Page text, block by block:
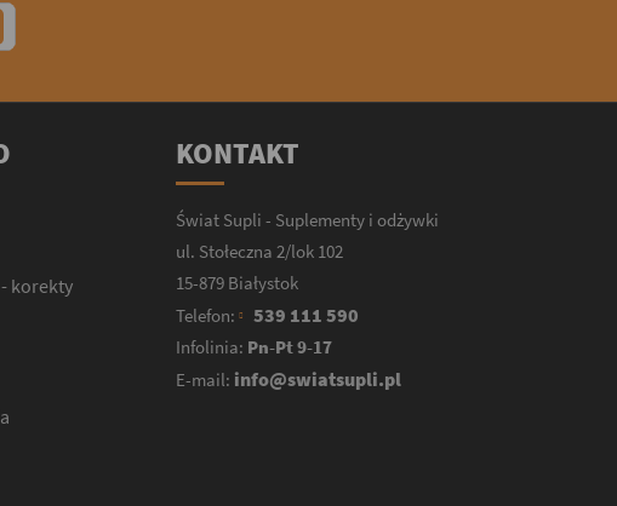
korekty
KONTAKT
Świat Supli - Suplementy i odżywki
ul. Stołeczna 2/lok 102
15-879 Białystok
Telefon:
539 111 590
Infolinia: Pn-Pt 9-17
E-mail: info@swiatsupli.pl